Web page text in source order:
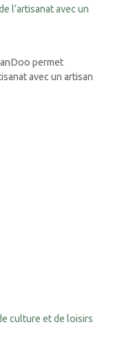
l’artisanat avec un
permet
avec un artisan
culture et de loisirs